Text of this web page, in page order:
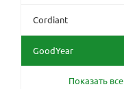
Cordiant
GoodYear
Показать все